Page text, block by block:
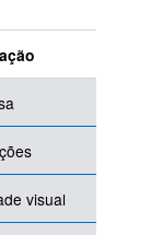
visual